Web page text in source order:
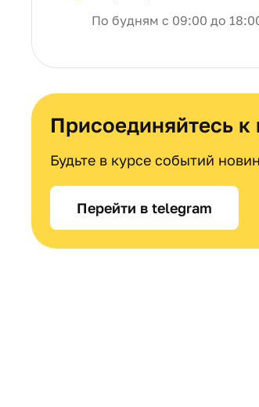
По будням с 09:00 до
Присоединяйтесь
Будьте в курсе событий
Перейти в telegram